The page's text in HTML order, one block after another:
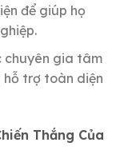
để giúp họ
gia tâm
hỗ trợ toàn diện
Thắng Của